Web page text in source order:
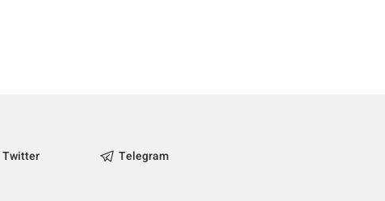
Twitter
Telegram